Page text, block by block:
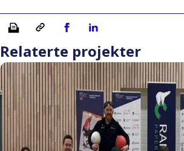
Skriv ut Kopiera länkDel på Facebook
Del på Linkedin
Relaterte projekter